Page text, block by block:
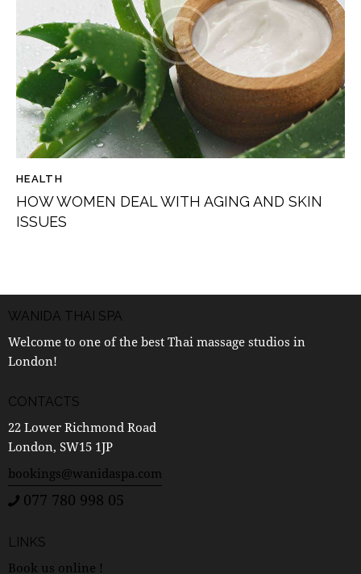
HEALTH
HOW WOMEN DEAL WITH AGING AND SKIN
ISSUES
WANIDA THAI SPA
Welcome to one of the best Thai massage studios in
London!
CONTACTS
22 Lower Richmond Road
London, SW15 1JP
bookings@wanidaspa.com
077 780 998 05
LINKS
Book us online !